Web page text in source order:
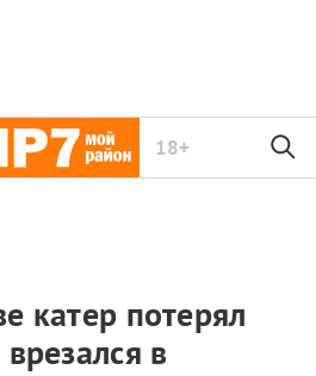
18+
катер потерял
в